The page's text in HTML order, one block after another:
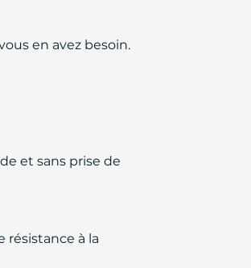
en avez besoin.
et sans prise de
résistance à la